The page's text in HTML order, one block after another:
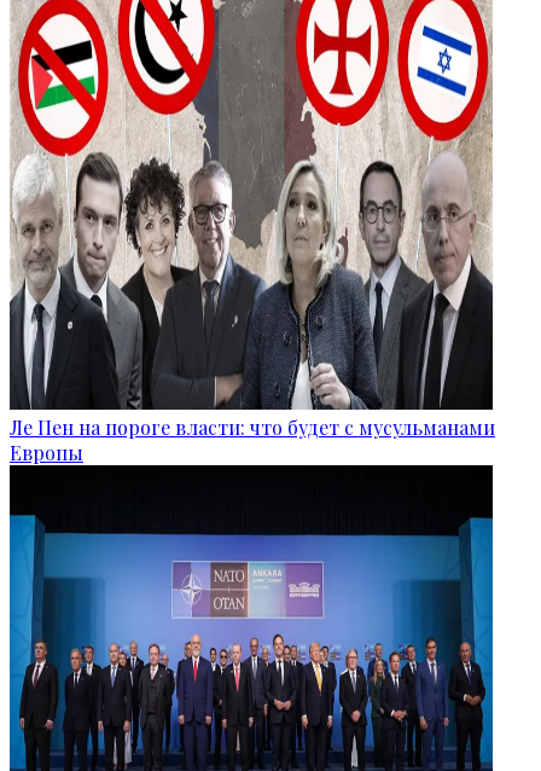
Ле Пен на пороге власти: что будет с мусульманами
Европы